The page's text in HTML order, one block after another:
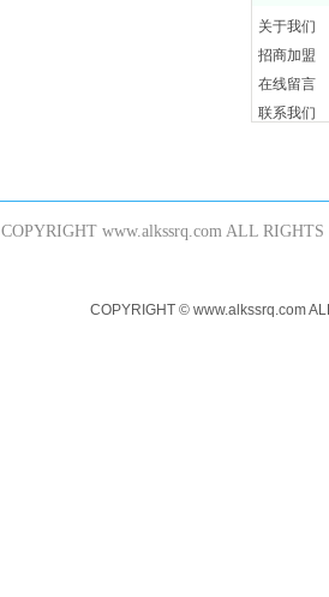
关于我们
招商加盟
在线留言
联系我们
COPYRIGHT www.alkssrq.com ALL
COPYRIGHT © www.alkssrq.com